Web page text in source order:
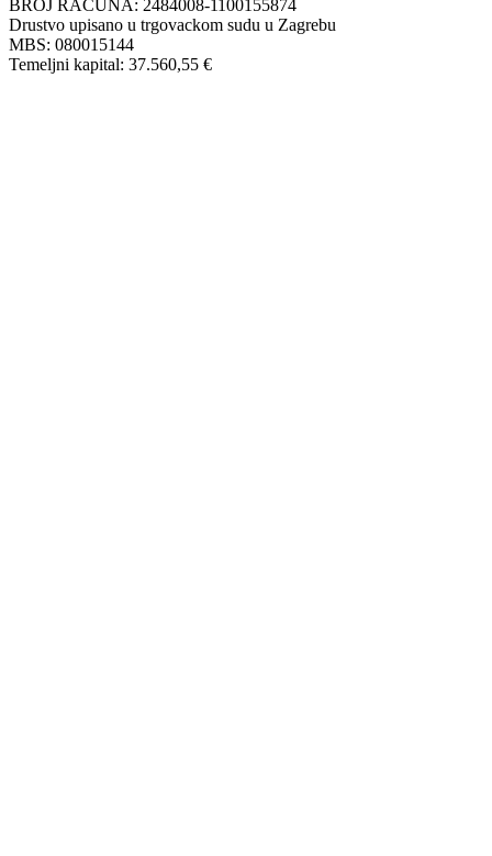
BROJ RAČUNA: 2484008-1100155874
Drustvo upisano u trgovackom sudu u Zagrebu
MBS: 080015144
Temeljni kapital: 37.560,55 €